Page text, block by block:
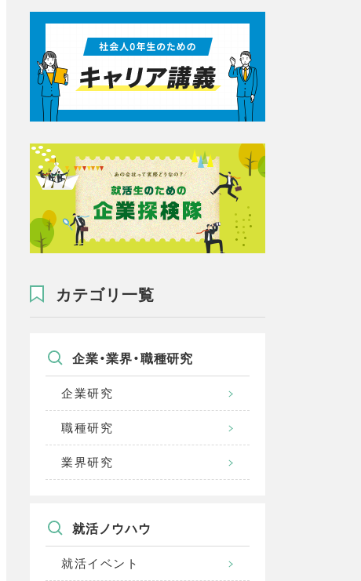
カテゴリ一覧
企業・業界・職種研究
企業研究
職種研究
業界研究
就活ノウハウ
就活イベント